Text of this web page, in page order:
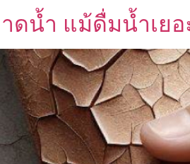
ดน้ำ แม้ดื่มน้ำเยอ